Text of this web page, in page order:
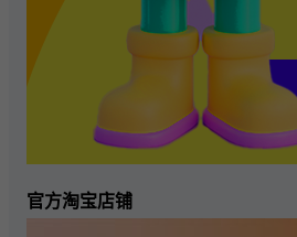
官方淘宝店铺